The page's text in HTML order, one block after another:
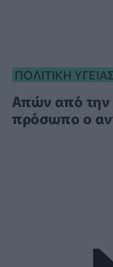
ΠΟΛΙΤΙΚΉ
Απών από την
πρόσωπο ο